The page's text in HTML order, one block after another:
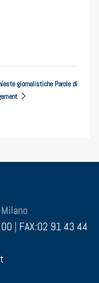
giornalistiche Parole di
| FAX:02 91 43 44